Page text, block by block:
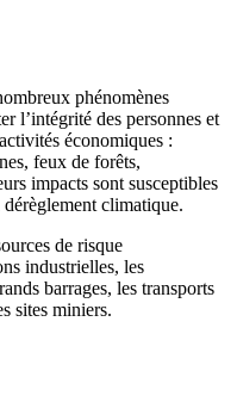
phénomènes
l’intégrité des personnes et
économiques :
feux de forêts,
impacts sont susceptibles
climatique.
de risque
industrielles, les
barrages, les transports
sites miniers.